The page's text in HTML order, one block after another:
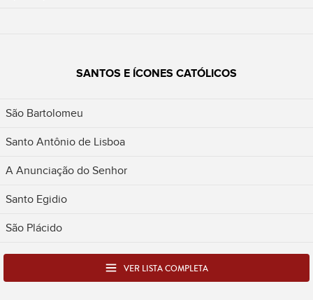
SANTOS E ÍCONES CATÓLICOS
São Bartolomeu
Santo Antônio de Lisboa
A Anunciação do Senhor
Santo Egidio
São Plácido
VER LISTA COMPLETA